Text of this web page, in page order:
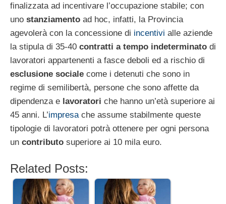
finalizzata ad incentivare l’occupazione stabile; con
uno stanziamento ad hoc, infatti, la Provincia
agevolerà con la concessione di incentivi alle aziende
la stipula di 35-40 contratti a tempo indeterminato di
lavoratori appartenenti a fasce deboli ed a rischio di
esclusione sociale come i detenuti che sono in
regime di semilibertà, persone che sono affette da
dipendenza e lavoratori che hanno un’età superiore ai
45 anni. L’impresache assume stabilmente queste
tipologie di lavoratori potrà ottenere per ogni persona
un contributo superiore ai 10 mila euro.
Related Posts: